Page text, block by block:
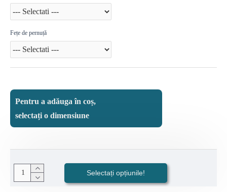
Fețe de pernuță
Pentru a adăuga în coș,
selectați o dimensiune
Selectați opțiunile!